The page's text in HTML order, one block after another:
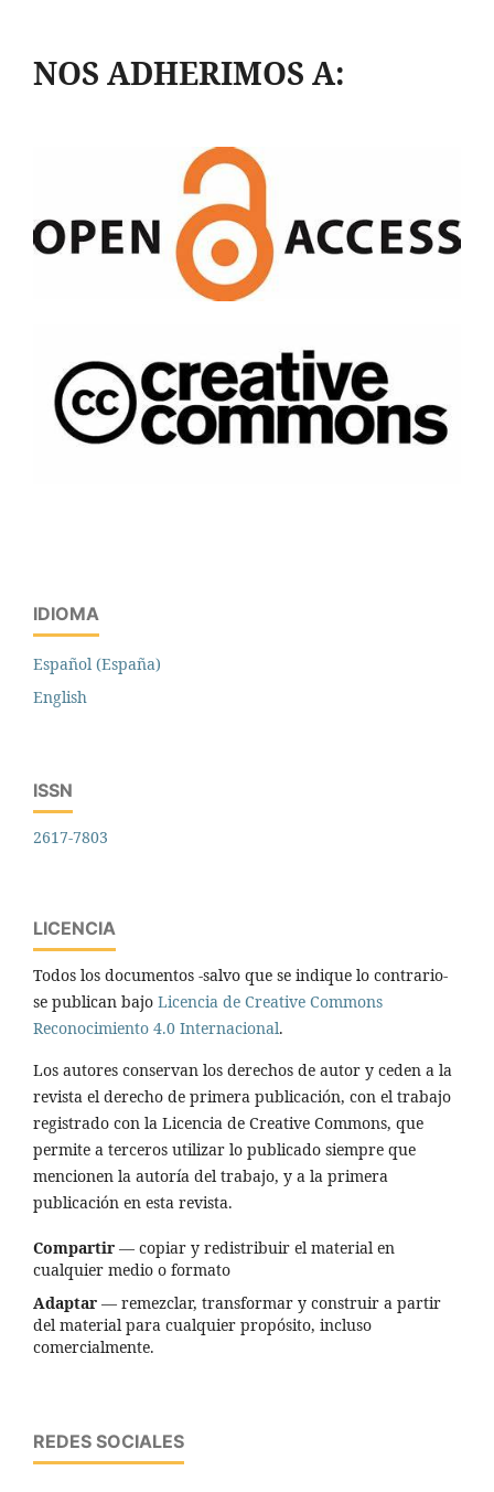
NOS ADHERIMOS A:
IDIOMA
Español (España)
English
ISSN
2617-7803
LICENCIA
Todos los documentos -salvo que se indique lo contrario-
se publican bajo Licencia de Creative Commons
Reconocimiento 4.0 Internacional.
Los autores conservan los derechos de autor y ceden a la
revista el derecho de primera publicación, con el trabajo
registrado con la Licencia de Creative Commons, que
permite a terceros utilizar lo publicado siempre que
mencionen la autoría del trabajo, y a la primera
publicación en esta revista.
Compartir — copiar y redistribuir el material en
cualquier medio o formato
Adaptar — remezclar, transformar y construir a partir
del material para cualquier propósito, incluso
comercialmente.
REDES SOCIALES